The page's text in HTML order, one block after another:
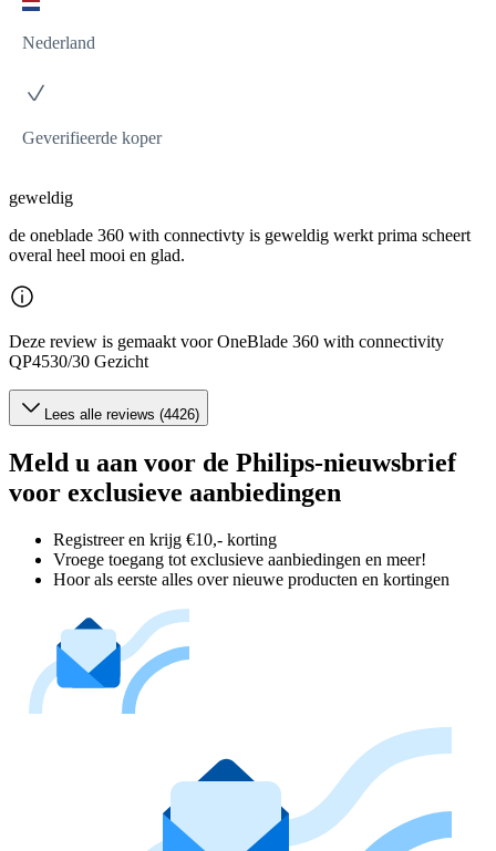
Nederland
Geverifieerde koper
geweldig
de oneblade 360 with connectivty is geweldig werkt prima scheert
overal heel mooi en glad.
Deze review is gemaakt voor OneBlade 360 with connectivity
QP4530/30 Gezicht
Lees alle reviews (4426)
Meld u aan voor de Philips-nieuwsbrief
voor exclusieve aanbiedingen
Registreer en krijg €10,- korting
Vroege toegang tot exclusieve aanbiedingen en meer!
Hoor als eerste alles over nieuwe producten en kortingen